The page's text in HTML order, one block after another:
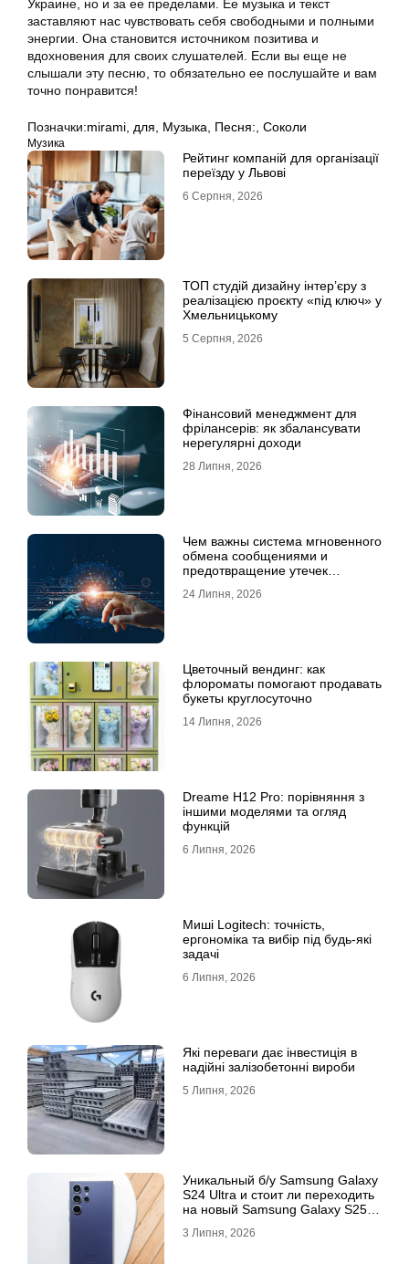
Украине, но и за ее пределами. Ее музыка и текст
заставляют нас чувствовать себя свободными и полными
энергии. Она становится источником позитива и
вдохновения для своих слушателей. Если вы еще не
слышали эту песню, то обязательно ее послушайте и вам
точно понравится!
Позначки:mirami, для, Музыка, Песня:, Соколи
Музика
Рейтинг компаній для організації
переїзду у Львові
6 Серпня, 2026
ТОП студій дизайну інтер’єру з
реалізацією проєкту «під ключ» у
Хмельницькому
5 Серпня, 2026
Фінансовий менеджмент для
фрілансерів: як збалансувати
нерегулярні доходи
28 Липня, 2026
Чем важны система мгновенного
обмена сообщениями и
предотвращение утечек
24 Липня, 2026
Цветочный вендинг: как
флороматы помогают продавать
букеты круглосуточно
14 Липня, 2026
Dreame H12 Pro: порівняння з
іншими моделями та огляд
функцій
6 Липня, 2026
Миші Logitech: точність,
ергономіка та вибір під будь-які
задачі
6 Липня, 2026
Які переваги дає інвестиція в
надійні залізобетонні вироби
5 Липня, 2026
Уникальный б/у Samsung Galaxy
S24 Ultra и стоит ли переходить
на новый Samsung Galaxy S25
3 Липня, 2026